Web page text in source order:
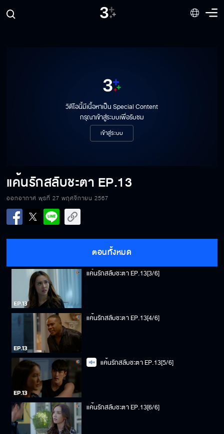
วิดีโอนี้มีเนื้อหาเป็น Special Content
กรุณาเข้าสู่ระบบเพื่อรับชม
เข้าสู่ระบบ
แค้นรักสลับชะตา EP.13
ออกอากาศ พุธที่ 27 พฤศจิกายน 2567
ตอนทั้งหมด
แค้นรักสลับชะตา EP.13[1/6]
แค้นรักสลับชะตา EP.13[3/6]
แค้นรักสลับชะตา EP.13[4/6]
แค้นรักสลับชะตา EP.13[5/6]
แค้นรักสลับชะตา EP.13[6/6]